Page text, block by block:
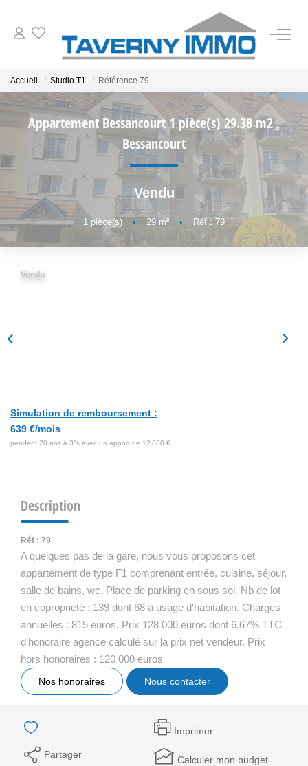
ESTIMATION
OUTILS
NOTRE AGENCE
CONTACT
Accueil Studio T1 Référence 79
Appartement Bessancourt 1 pièce(s) 29.38 m2,
Bessancourt
Vendu
1 pièce(s) • 29 m² • Réf : 79
Vendu
Simulation de remboursement :
639 €/mois
pendant 20 ans à 3% avec un apport de 12 800 €
Description
Réf : 79
A quelques pas de la gare, nous vous proposons cet
appartement de type F1 comprenant entrée, cuisine, séjour,
salle de bains, wc. Place de parking en sous sol. Nb de lot
en copropriété : 139 dont 68 à usage d'habitation. Charges
annuelles : 815 euros. Prix 128 000 euros dont 6.67% TTC
d'honoraire agence calculé sur la prix net vendeur. Prix
hors honoraires : 120 000 euros
Nos honoraires Nous contacter
Imprimer
Partager Calculer mon budget